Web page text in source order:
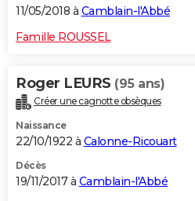
11/05/2018 à Camblain-l'Abbé
Famille ROUSSEL
Roger LEURS (95 ans)
Créer une cagnotte obsèques
Naissance
22/10/1922 à Calonne-Ricouart
Décès
19/11/2017 à Camblain-l'Abbé